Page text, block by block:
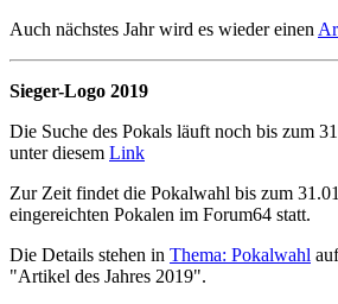
Auch nächstes Jahr wird es wieder einen
Sieger-Logo 2019
Die Suche des Pokals läuft noch bis zum
unter diesem Link
Zur Zeit findet die Pokalwahl bis zum
eingereichten Pokalen im Forum64 statt.
Die Details stehen in Thema: Pokalwahl
"Artikel des Jahres 2019".